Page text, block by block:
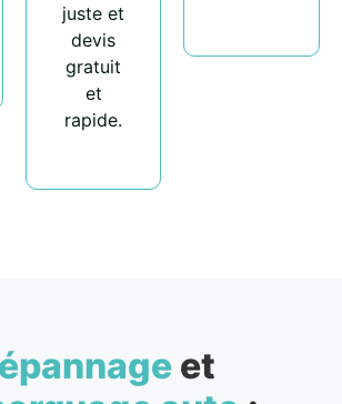
juste et
devis
gratuit
et
rapide.
et